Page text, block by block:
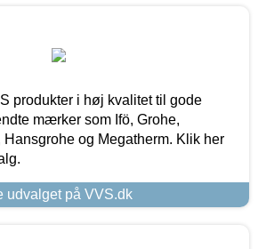
produkter i høj kvalitet til gode
mærker som Ifö, Grohe,
Hansgrohe og Megatherm. Klik her
udvalget på VVS.dk